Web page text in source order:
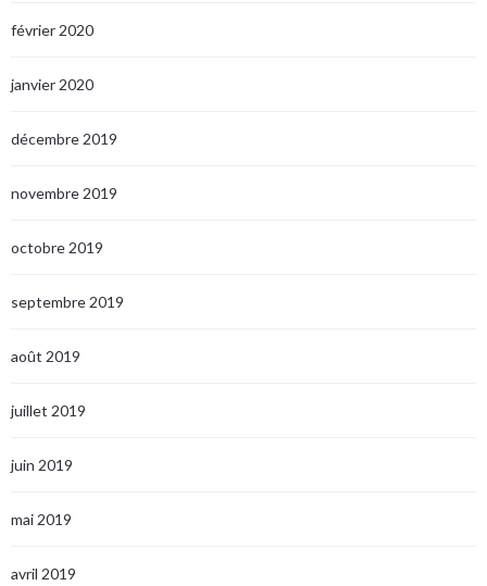
février 2020
janvier 2020
décembre 2019
novembre 2019
octobre 2019
septembre 2019
août 2019
juillet 2019
juin 2019
mai 2019
avril 2019